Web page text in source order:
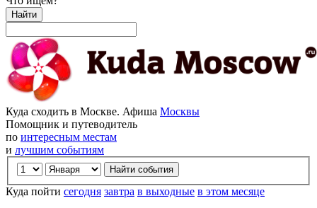
Найти
Куда сходить в Москве. Афиша Москвы
Помощник и путеводитель
по интересным местам
и лучшим событиям
Куда пойти сегодня завтра в выходные в этом месяце